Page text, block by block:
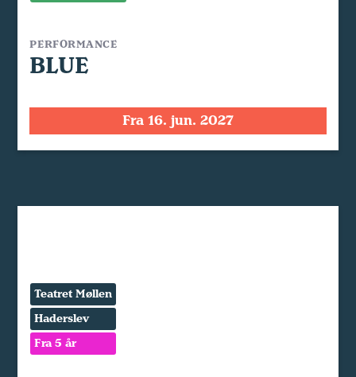
PERFORMANCE
BLUE
Fra 16. jun. 2027
Teatret Møllen
Haderslev
Fra 5 år